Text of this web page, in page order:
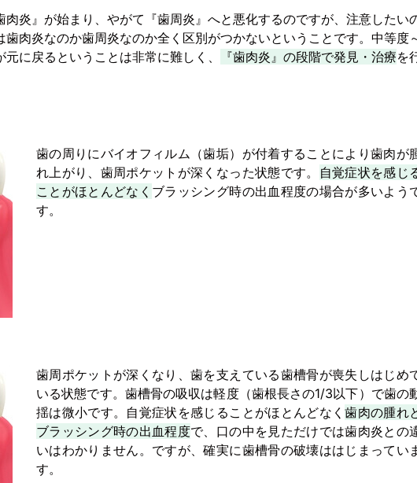
フォトギャラリー
ホ
地図・診療時間
お知らせ
肉炎』が始まり、やがて『歯周炎』へと悪化するのですが、注意したい
歯肉炎なのか歯周炎なのか全く区別がつかないということです。中等度
に戻るということは非常に難しく、
『歯肉炎』の段階で発見・治療を
歯の周りにバイオフィルム（歯垢）が付着することにより歯肉が
れ上がり、歯周ポケットが深くなった状態です。
自覚症状を感じ
ことがほとんどなく ブラッシング時の出血程度の場合が多いよう
す。
歯周ポケットが深くなり、歯を支えている歯槽骨が喪失しはじめ
いる状態です。歯槽骨の吸収は軽度（歯根長さの1/3以下）で歯の
揺は微小です。自覚症状を感じることがほとんどなく歯肉の腫れ
ブラッシング時の出血程度で、口の中を見ただけでは歯肉炎との
いはわかりません。ですが、確実に歯槽骨の破壊ははじまってい
す。